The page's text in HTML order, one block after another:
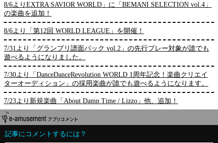
8/6よりEXTRA SAVIOR WORLD」に「BEMANI SELECTION vol.4」
の楽曲を追加！
8/6より「第12回 WORLD LEAGUE」を開催！
7/31より「グランプリ譜面パック vol.2」の先行プレー対象が誰でも
遊べるようになりました。
7/30より「DanceDanceRevolution WORLD 1周年記念！楽曲クリエイ
ターオーディション」の採用楽曲が誰でも遊べるようになります。
7/23より新規楽曲「About Damn Time / Lizzo」他、追加！
記事にコメントするには？